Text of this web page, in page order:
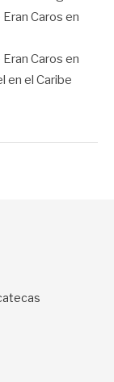
Caros en
Caros en
en el Caribe